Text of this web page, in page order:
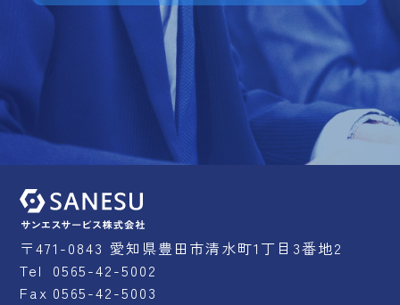
お問い合わせ
フォーム
east
〒471-0843 愛知県豊田市清水町1丁目3番地2
Tel
Fax
0565-42-5002
0565-42-5003